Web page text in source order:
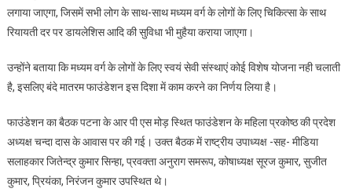
लगाया जाएगा, जिसमें सभी लोग के साथ-साथ मध्यम वर्ग के लोगों के लिए चिकित्सा के साथ
रियायती दर पर डायलेशिस आदि की सुविधा भी मुहैया कराया जाएगा।
उन्होंने बताया कि मध्यम वर्ग के लोगों के लिए स्वयं सेवी संस्थाएं कोई विशेष योजना नही चलाती
है, इसलिए बंदे मातरम फाउंडेशन इस दिशा में काम करने का निर्णय लिया है।
फाउंडेशन का बैठक पटना के आर पी एस मोड़ स्थित फाउंडेशन के महिला प्रकोष्ठ की प्रदेश
अध्यक्ष चन्दा दास के आवास पर की गई। उक्त बैठक में राष्ट्रीय उपाध्यक्ष -सह- मीडिया
सलाहकार जितेन्द्र कुमार सिन्हा, प्रवक्ता अनुराग समरूप, कोषाध्यक्ष सूरज कुमार, सुजीत
कुमार, प्रियंका, निरंजन कुमार उपस्थित थे।